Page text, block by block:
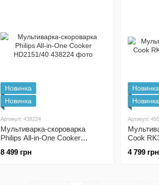
Новинка
Новинка
Артикул: 438224
Мультиварка-скороварка
Philips All-in-One Cooker
8 499 грн
Новинка
Новинка
Артикул:
Cook
4 799 грн